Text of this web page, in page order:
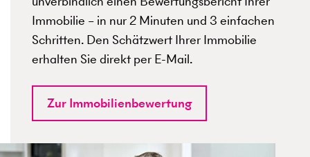
Immobilie – in nur 2 Minuten und 3 einfachen
Schritten. Den Schätzwert Ihrer Immobilie
erhalten Sie direkt per E-Mail.
Zur Immobilienbewertung